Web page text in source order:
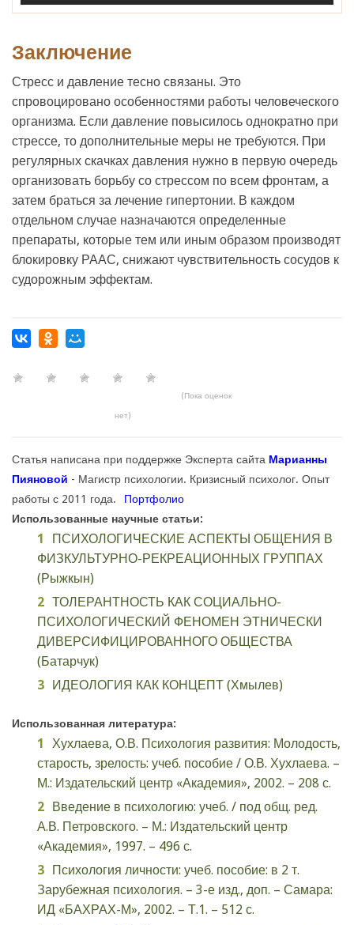
Заключение
Стресс и давление тесно связаны. Это
спровоцировано особенностями работы человеческого
организма. Если давление повысилось однократно при
стрессе, то дополнительные меры не требуются. При
регулярных скачках давления нужно в первую очередь
организовать борьбу со стрессом по всем фронтам, а
затем браться за лечение гипертонии. В каждом
отдельном случае назначаются определенные
препараты, которые тем или иным образом производят
блокировку РААС, снижают чувствительность сосудов к
судорожным эффектам.
(Пока оценок
нет)
Статья написана при поддержке Эксперта сайта Марианны
Пияновой - Магистр психологии. Кризисный психолог. Опыт
работы с 2011 года.
Портфолио
Использованные научные статьи:
ПСИХОЛОГИЧЕСКИЕ АСПЕКТЫ ОБЩЕНИЯ В
ФИЗКУЛЬТУРНО-РЕКРЕАЦИОННЫХ ГРУППАХ
(Рыжкын)
ТОЛЕРАНТНОСТЬ КАК СОЦИАЛЬНО-
ПСИХОЛОГИЧЕСКИЙ ФЕНОМЕН ЭТНИЧЕСКИ
ДИВЕРСИФИЦИРОВАННОГО ОБЩЕСТВА
(Батарчук)
ИДЕОЛОГИЯ КАК КОНЦЕПТ (Хмылев)
Использованная литература:
Хухлаева, О.В. Психология развития: Молодость,
старость, зрелость: учеб. пособие / О.В. Хухлаева. –
М.: Издательский центр «Академия», 2002. – 208 с.
Введение в психологию: учеб. / под общ. ред.
А.В. Петровского. – М.: Издательский центр
«Академия», 1997. – 496 с.
Психология личности: учеб. пособие: в 2 т.
Зарубежная психология. – 3-е изд., доп. – Самара:
ИД «БАХРАХ-М», 2002. – Т.1. – 512 с.